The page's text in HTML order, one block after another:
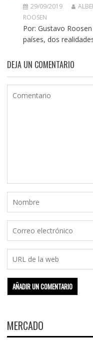
29/09/2019
ROOSEN
Por: Gustavo
países, dos
DEJA UN COMENTARIO
MERCADO